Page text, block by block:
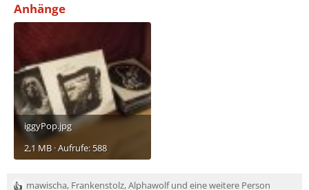
Anhänge
iggyPop.jpg
2,1 MB · Aufrufe: 588
mawischa, Frankenstolz,Alphawolfund eine weitere Person